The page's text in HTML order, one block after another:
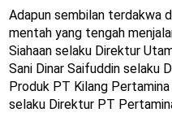
Adapun sembilan terdakwa
mentah yang tengah
Siahaan selaku Direktur
Sani Dinar Saifuddin selaku
Produk PT Kilang
selaku Direktur PT